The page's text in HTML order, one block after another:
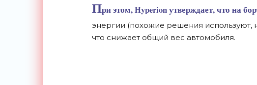
При этом, Hyperion утверждает, что на
энергии (похожие решения используют,
что снижает общий вес автомобиля.